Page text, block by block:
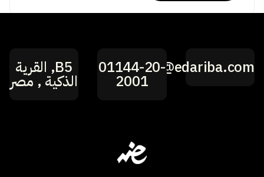
hi@edariba.com
01144-20-
2001
B5, القرية
الذكية , مصر